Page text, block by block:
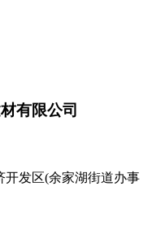
有限公司
发区(余家湖街道办事